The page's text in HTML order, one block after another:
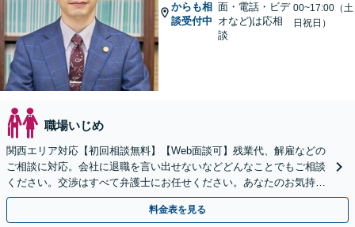
からも相
談受付中
面・電話・ビデ
オなど)は応相
談
00~17:00（土
日祝日）
職場いじめ
関西エリア対応【初回相談無料】【Web面談可】残業代、解雇などの
ご相談に対応。会社に退職を言い出せないなどどんなことでもご相談
ください。交渉はすべて弁護士にお任せください。あなたのお気持ち
を尊重した迅速な解決を目指します。
料金表を見る